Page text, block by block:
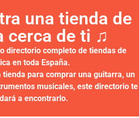
una tienda de
cerca de ti ♫​
directorio completo de tiendas de
en toda España.
tienda para comprar una guitarra, un
musicales, este directorio te
a encontrarlo.